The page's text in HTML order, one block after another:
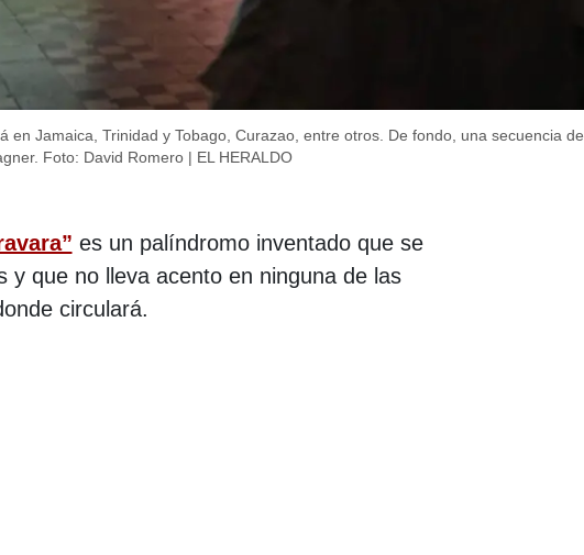
Jamaica, Trinidad y Tobago, Curazao, entre otros. De fondo, una secuencia de
Foto: David Romero | EL HERALDO
es un palíndromo inventado que se
y que no lleva acento en ninguna de las
circulará.